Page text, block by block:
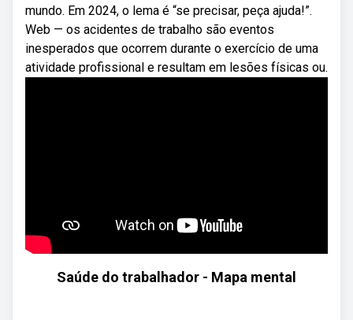
mundo. Em 2024, o lema é “se precisar, peça ajuda!”.
Web — os acidentes de trabalho são eventos
inesperados que ocorrem durante o exercício de uma
atividade profissional e resultam em lesões físicas ou.
Saúde do trabalhador - Mapa mental